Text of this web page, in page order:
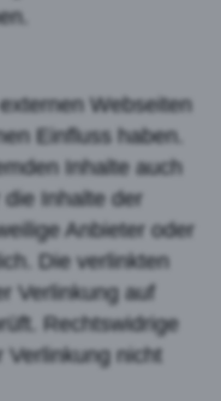
Webseiten
Einfluss haben.
Inhalte auch
Inhalte der
Anbieter oder
Die verlinkten
Verlinkung auf
Rechtswidrige
Verlinkung nicht